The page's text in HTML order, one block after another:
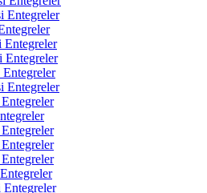
Entegreler
Entegreler
Entegreler
Entegreler